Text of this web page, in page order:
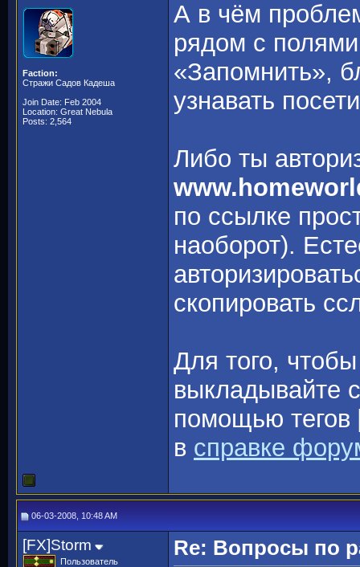
Faction:
Стражи Садов Кадеша
Join Date: Feb 2004
Location: Great Nebula
Posts: 2,564
А в чём
рядом с
«Запомнить»,
узнавать
Либо ты
по ссылке
наоборот).
скопировать
Для того,
выкладывайте
помощью тегов
в справке
06-03-2008, 10:48 AM
[FX]Storm
Пользователь
Re: Вопросы по